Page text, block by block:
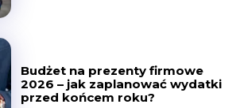
Budżet na prezenty firmowe
2026 – jak zaplanować wydatki
przed końcem roku?